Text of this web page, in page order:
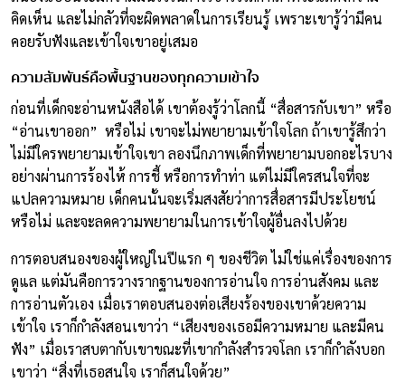
คิดเห็น และไม่กลัวที่จะผิดพลาดในการเรียนรู้ เพราะเขารู้ว่ามีคน
คอยรับฟังและเข้าใจเขาอยู่เสมอ
ความสัมพันธ์คือพื้นฐานของทุกความเข้าใจ
ก่อนที่เด็กจะอ่านหนังสือได้ เขาต้องรู้ว่าโลกนี้ “สื่อสารกับเขา” หรือ
“อ่านเขาออก” หรือไม่ เขาจะไม่พยายามเข้าใจโลก ถ้าเขารู้สึกว่า
ไม่มีใครพยายามเข้าใจเขา ลองนึกภาพเด็กที่พยายามบอกอะไรบาง
อย่างผ่านการร้องไห้ การชี้ หรือการทำท่า แต่ไม่มีใครสนใจที่จะ
แปลความหมาย เด็กคนนั้นจะเริ่มสงสัยว่าการสื่อสารมีประโยชน์
หรือไม่ และจะลดความพยายามในการเข้าใจผู้อื่นลงไปด้วย
การตอบสนองของผู้ใหญ่ในปีแรก ๆ ของชีวิต ไม่ใช่แค่เรื่องของการ
ดูแล แต่มันคือการวางรากฐานของการอ่านใจ การอ่านสังคม และ
การอ่านตัวเอง เมื่อเราตอบสนองต่อเสียงร้องของเขาด้วยความ
เข้าใจ เราก็กำลังสอนเขาว่า “เสียงของเธอมีความหมาย และมีคน
ฟัง” เมื่อเราสบตากับเขาขณะที่เขากำลังสำรวจโลก เราก็กำลังบอก
เขาว่า “สิ่งที่เธอสนใจ เราก็สนใจด้วย”